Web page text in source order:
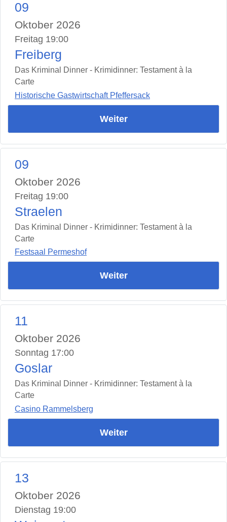
09
Oktober 2026
Freitag 19:00
Freiberg
Das Kriminal Dinner - Krimidinner: Testament à la
Carte
Historische Gastwirtschaft Pfeffersack
Weiter
09
Oktober 2026
Freitag 19:00
Straelen
Das Kriminal Dinner - Krimidinner: Testament à la
Carte
Festsaal Permeshof
Weiter
11
Oktober 2026
Sonntag 17:00
Goslar
Das Kriminal Dinner - Krimidinner: Testament à la
Carte
Casino Rammelsberg
Weiter
13
Oktober 2026
Dienstag 19:00